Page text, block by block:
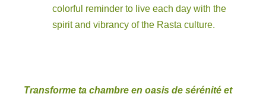
colorful reminder to live each day with the
spirit and vibrancy of the Rasta culture.
Transforme ta chambre en oasis de sérénité et